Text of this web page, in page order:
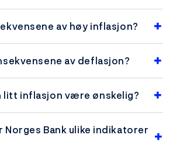
av høy inflasjon?
av deflasjon?
litt inflasjon være ønskelig?
Bank ulike indikatorer